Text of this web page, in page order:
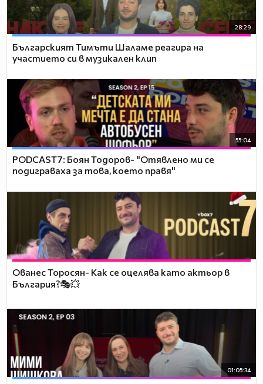
28:29
Българският Тимъти Шаламе реагира на
участието си в музикален клип
55:04
PODCAST7: ‪Боян Тодоров- "Отявлено ми се
подиграваха за това, което правя"
Ованес Торосян- Как се оцелява като актьор в
България?🎭💥
01:05:34